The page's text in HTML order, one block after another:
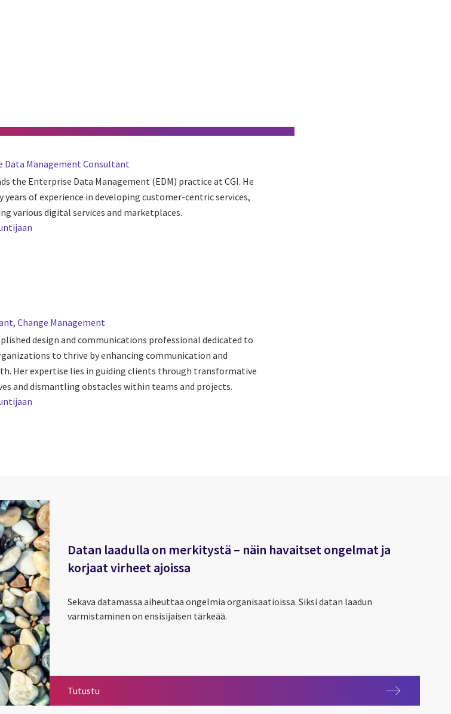
on Email
article on Print
Data Management Consultant
the Enterprise Data Management (EDM) practice at CGI. He
years of experience in developing customer-centric services,
various digital services and marketplaces.
Change Management
design and communications professional dedicated to
to thrive by enhancing communication and
Her expertise lies in guiding clients through transformative
and dismantling obstacles within teams and projects.
Datan laadulla on merkitystä – näin havaitset ongelmat ja
korjaat virheet ajoissa
Sekava datamassa aiheuttaa ongelmia organisaatioissa. Siksi datan laadun
varmistaminen on ensisijaisen tärkeää.
Tutustu Datan laadulla on merkitystä – näin havaitset ongelmat ja korjaat virheet ajoissa